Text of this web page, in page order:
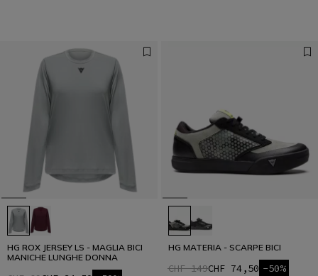
HG ROX JERSEY LS - MAGLIA BICI
MANICHE LUNGHE DONNA
HG MATERIA - SCARPE BICI
CHF 149CHF 74,50 -50%